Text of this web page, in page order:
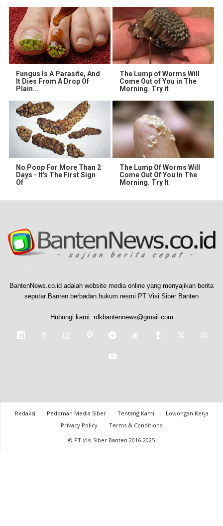
Fungus Is A Parasite, And
It Dies From A Drop Of
Plain...
The Lump of Worms Will
Come Out of You in The
Morning. Try it
No Poop For More Than 2
Days - It's The First Sign
Of
The Lump Of Worms Will
Come Out Of You In The
Morning. Try It
BantenNews.co.id adalah website media online yang menyajikan berita
seputar Banten berbadan hukum resmi PT Visi Siber Banten
Hubungi kami: rdkbantennews@gmail.com
Redaksi Pedoman Media Siber Tentang Kami
Lowongan Kerja
Privacy Policy
Terms & Conditions
© PT Visi Siber Banten 2016-2025